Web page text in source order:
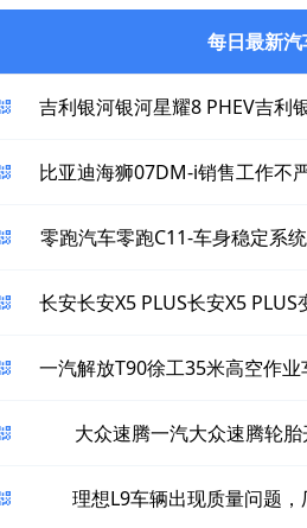
每日最新
零跑汽车零跑C11-车身稳定系
大众速腾一汽大众速腾轮
理想L9车辆出现质量问题